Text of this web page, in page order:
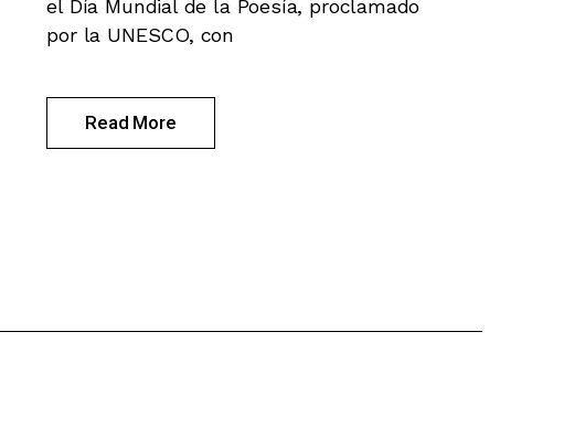
el Día Mundial de la Poesía, proclamado
por la UNESCO, con
Read More